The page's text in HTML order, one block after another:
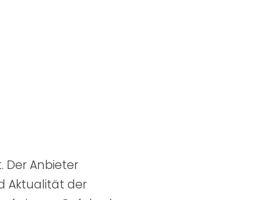
Der Anbieter
Aktualität der